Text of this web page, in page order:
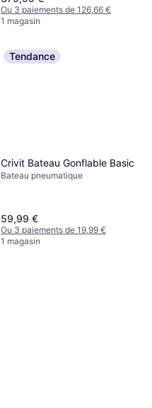
Ou 3 paiements de 126,66 €
1 magasin
Tendance
Crivit Bateau Gonflable Basic
Bateau pneumatique
59,99 €
Ou 3 paiements de 19,99 €
1 magasin